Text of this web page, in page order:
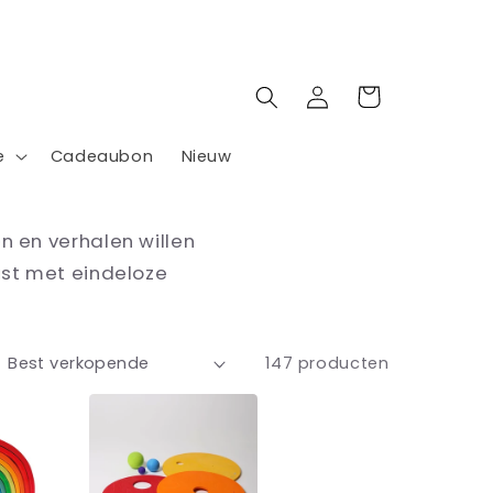
Cadeaubon Nieuw
Inloggen
Winkelwagen
en verhalen willen
met eindeloze
147 producten